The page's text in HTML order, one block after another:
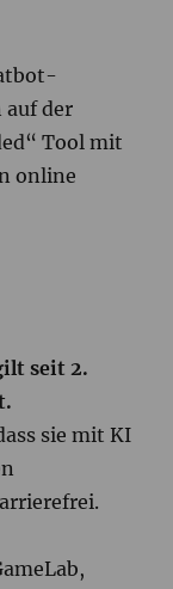
der
Tool mit
online
seit 2.
sie mit KI